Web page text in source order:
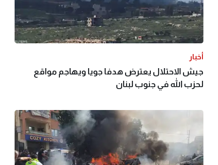
أخبار
جيش الاحتلال يعترض هدفا جويا ويهاجم مواقع
لحزب الله في جنوب لبنان